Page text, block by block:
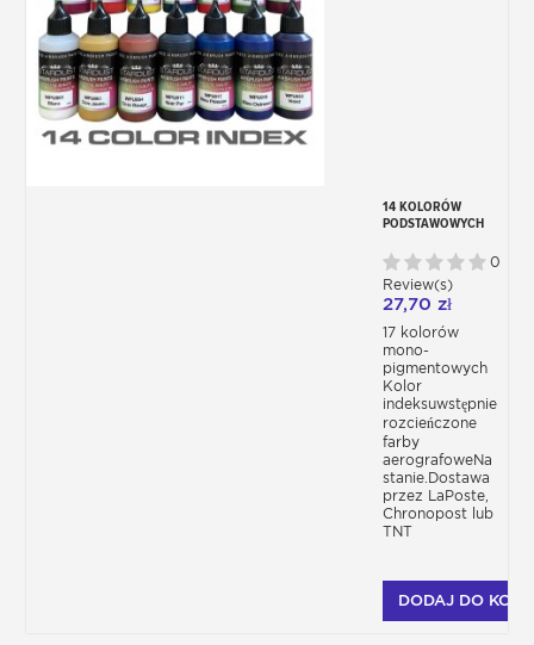
14 KOLORÓW
PODSTAWOWYCH
AEROGRAFU
0
Review(s)
27,70 zł
17 kolorów
mono-
pigmentowych
Kolor
indeksuwstępnie
rozcieńczone
farby
aerografoweNa
stanie.Dostawa
przez LaPoste,
Chronopost lub
TNT
DODAJ DO